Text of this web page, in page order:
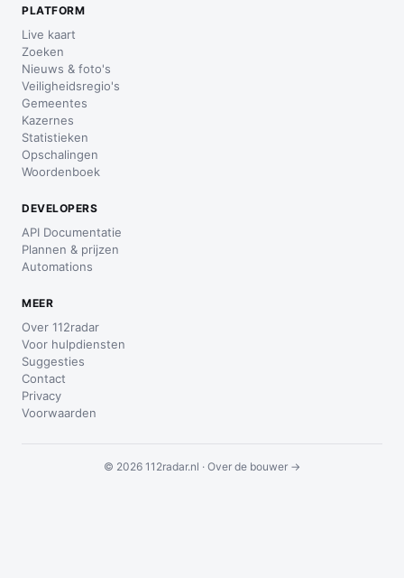
PLATFORM
Live kaart
Zoeken
Nieuws & foto's
Veiligheidsregio's
Gemeentes
Kazernes
Statistieken
Opschalingen
Woordenboek
DEVELOPERS
API Documentatie
Plannen & prijzen
Automations
MEER
Over 112radar
Voor hulpdiensten
Suggesties
Contact
Privacy
Voorwaarden
© 2026 112radar.nl · Over de bouwer →